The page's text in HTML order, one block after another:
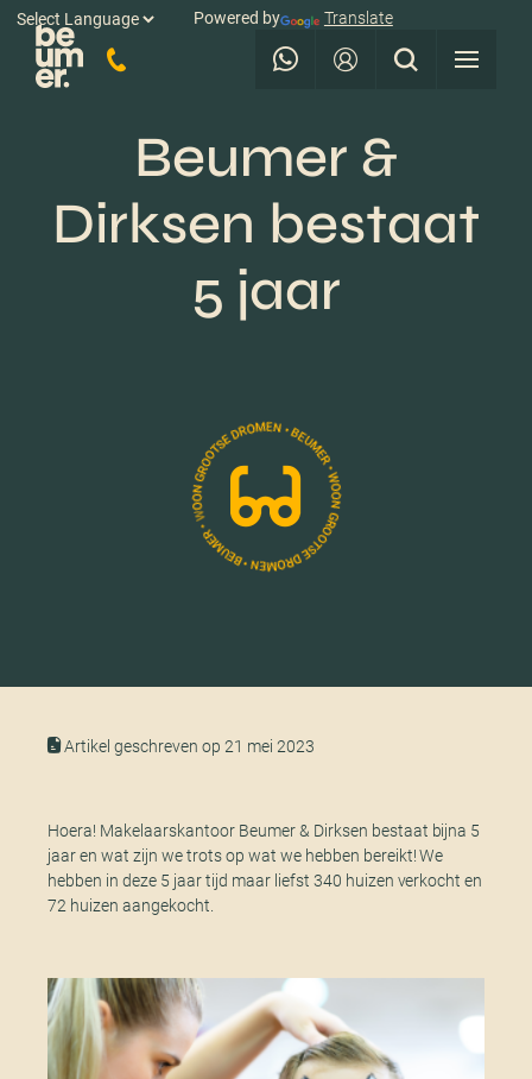
Powered by Translate
Beumer &
Dirksen bestaat
5 jaar
Artikel geschreven op 21 mei 2023
Hoera! Makelaarskantoor Beumer & Dirksen bestaat bijna 5
jaar en wat zijn we trots op wat we hebben bereikt! We
hebben in deze 5 jaar tijd maar liefst 340 huizen verkocht en
72 huizen aangekocht.